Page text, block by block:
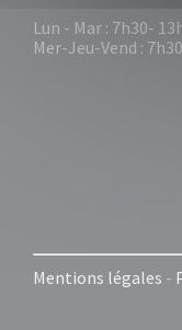
Lun - Mar : 7h30-
Mer-Jeu-Vend :
Mentions légales -